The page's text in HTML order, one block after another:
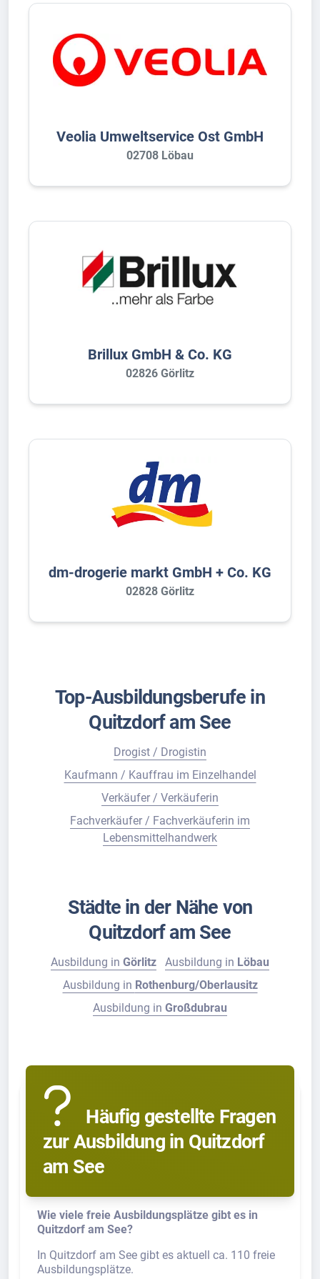
Veolia Umweltservice Ost GmbH
02708 Löbau
Brillux GmbH & Co. KG
02826 Görlitz
dm-drogerie markt GmbH + Co. KG
02828 Görlitz
Top-Ausbildungsberufe in
Quitzdorf am See
Drogist / Drogistin
Kaufmann / Kauffrau im Einzelhandel
Verkäufer / Verkäuferin
Fachverkäufer / Fachverkäuferin im
Lebensmittelhandwerk
Städte in der Nähe von
Quitzdorf am See
Ausbildung in Görlitz Ausbildung in Löbau
Ausbildung in Rothenburg/Oberlausitz
Ausbildung in Großdubrau
Häufig gestellte Fragen
zur Ausbildung in Quitzdorf
am See
Wie viele freie Ausbildungsplätze gibt es in
Quitzdorf am See?
In Quitzdorf am See gibt es aktuell ca. 110 freie
Ausbildungsplätze.